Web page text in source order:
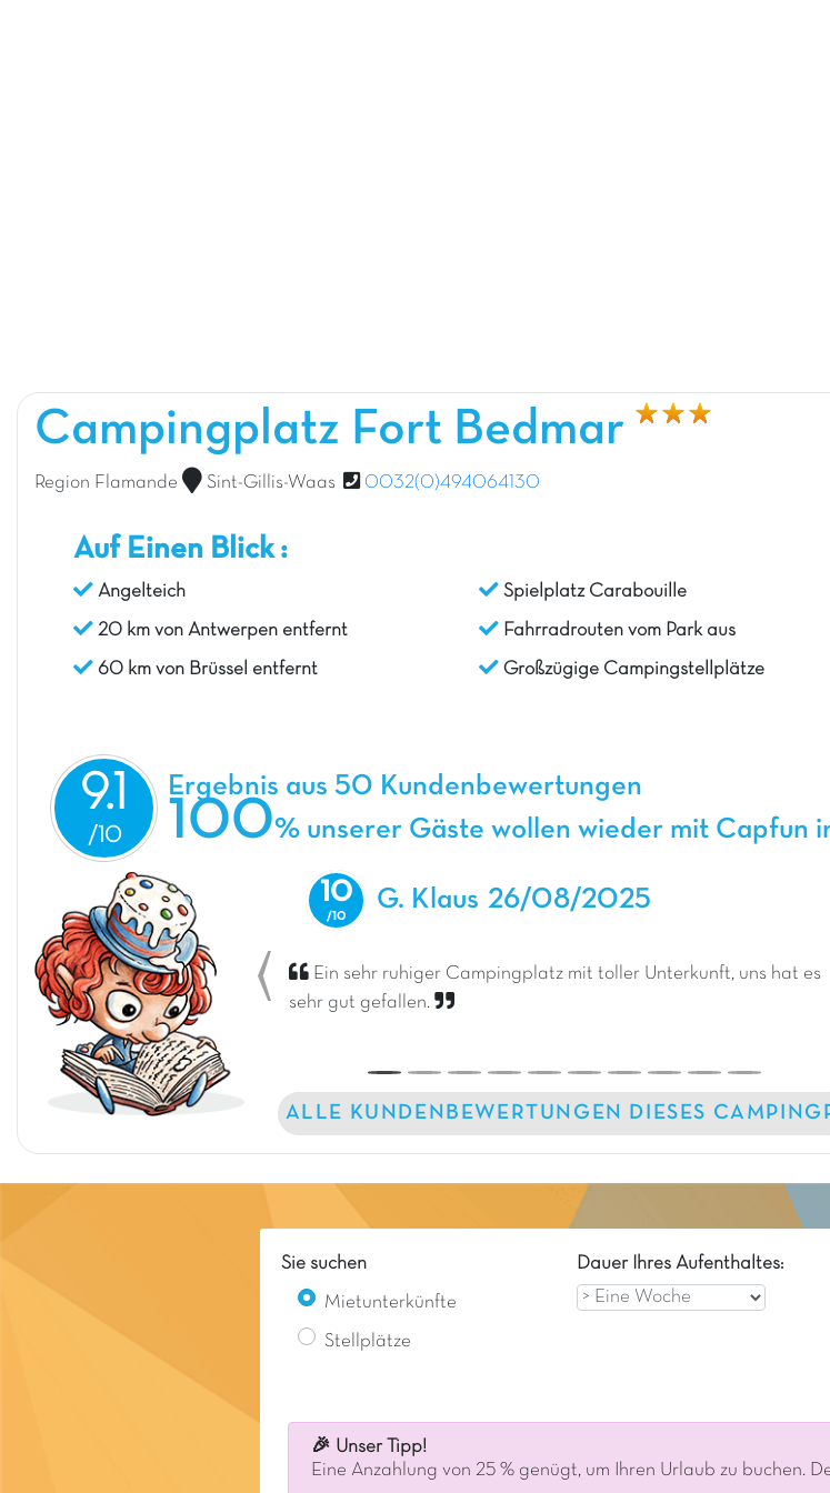
Campingplatz Fort Bedmar
Region Flamande Sint-Gillis-Waas 0032(0)494064130
Auf Einen Blick :
Angelteich
20 km von Antwerpen entfernt
60 km von Brüssel entfernt
Spielplatz Carabouille
Fahrradrouten vom Park aus
Großzügige Campingstellplätze
9.1 Ergebnis aus 50 Kundenbewertungen
100% unserer Gäste wollen wieder mit Capfun
10 G. Klaus 26/08/2025
Ein sehr ruhiger Campingplatz mit toller Unterkunft, uns hat es
sehr gut gefallen.
Previous
ALLE KUNDENBEWERTUNGEN DIESES
Sie suchen
Mietunterkünfte
Stellplätze
Dauer Ihres Aufenthaltes:
🎉 Unser Tipp!
Eine Anzahlung von 25 % genügt, um Ihren Urlaub zu buchen.